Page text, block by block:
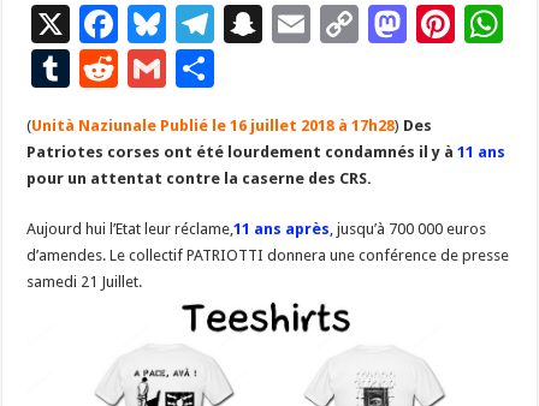
X
F
ac
e
b
o
o
k
Bl
u
es
ky
T
gr
a
m
S
p
c
h
at
E
l
C
y
Li
n
k
M
d
n
Pi
es
T
u
m
bl
r
R
d
di
t
G
m
ai
l
ar
ta
g
er
(Unità Naziunale Publié le 16 juillet 2018 à 17h28) Des
Patriotes corses ont été lourdement condamnés il y à11 ans
pour un attentat contre la caserne des CRS.
Aujourd hui l’Etat leur réclame,11 ans après, jusqu’à 700 000 euros
d’amendes. Le collectif PATRIOTTI donnera une conférence de presse
samedi 21 Juillet.